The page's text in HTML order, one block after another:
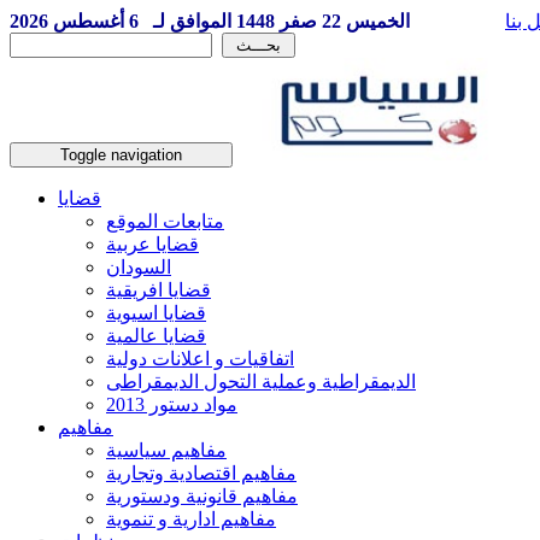
بنا الخميس 22 صفر 1448 الموافق لـ 6 أغسطس 2026
Toggle navigation
قضايا
متابعات الموقع
قضايا عربية
السودان
قضايا افريقية
قضايا اسيوية
قضايا عالمية
اتفاقيات و اعلانات دولية
الديمقراطية وعملية التحول الديمقراطى
مواد دستور 2013
مفاهيم
مفاهيم سياسية
مفاهيم اقتصادية وتجارية
مفاهيم قانونية ودستورية
مفاهيم ادارية و تنموية